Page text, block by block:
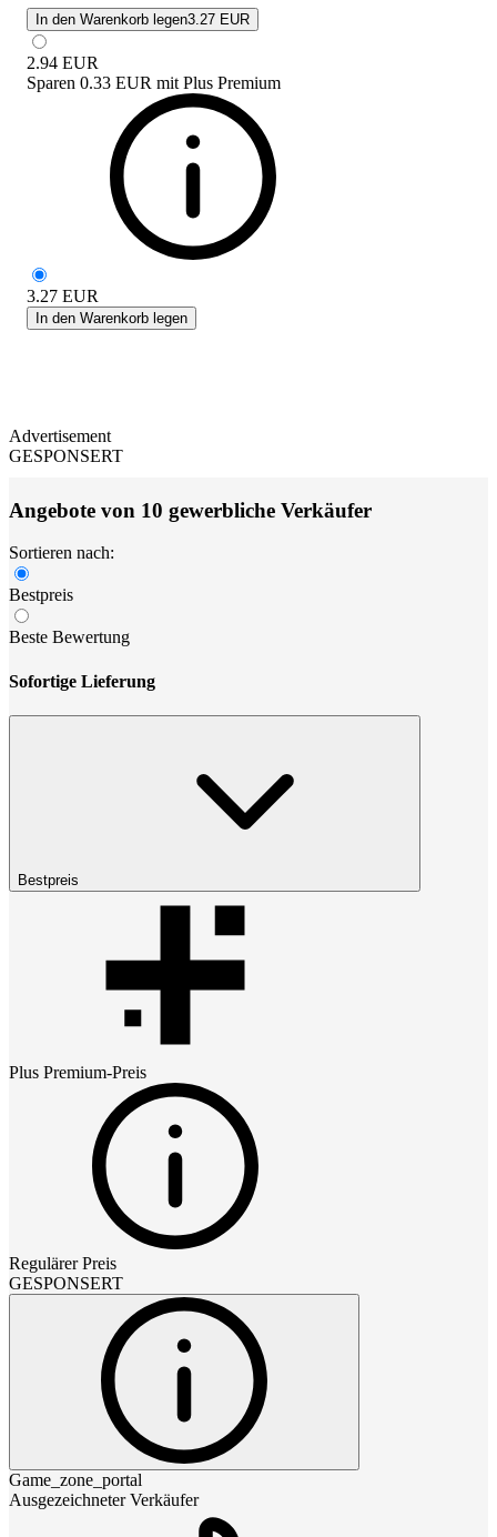
In den Warenkorb legen3.27 EUR
2.94 EUR
Sparen 0.33 EUR mit Plus Premium
3.27 EUR
In den Warenkorb legen
Advertisement
GESPONSERT
Angebote von 10 gewerbliche Verkäufer
Sortieren nach:
Bestpreis
Beste Bewertung
Sofortige Lieferung
Bestpreis
Plus Premium-Preis
Regulärer Preis
GESPONSERT
Game_zone_portal
Ausgezeichneter Verkäufer